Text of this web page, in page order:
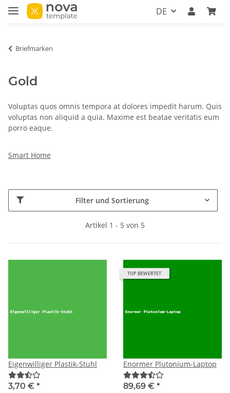
DE
Briefmarken
Gold
Voluptas quos omnis tempora at dolores impedit harum. Quis
voluptas non aliquid a quia. Maxime est beatae veritatis eum
porro eaque.
Smart Home
Filter und Sortierung
Artikel 1 - 5 von 5
Eigenwilliger Plastik-Stuhl
3,70 € *
TOP BEWERTET
Enormer Plutonium-Laptop
89,69 € *